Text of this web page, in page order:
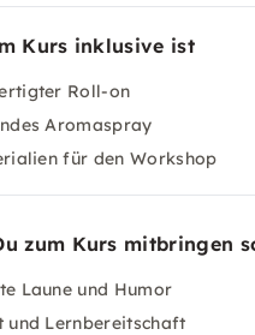
Kurs inklusive ist
Roll-on
Aromaspray
für den Workshop
zum Kurs mitbringen
Laune und Humor
und Lernbereitschaft